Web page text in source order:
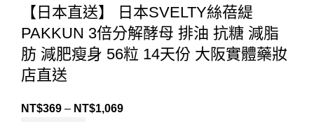
【日本直送】 日本SVELTY絲蓓緹
PAKKUN 3倍分解酵母 排油 抗糖 減脂
肪 減肥瘦身 56粒 14天份 大阪實體藥妝
店直送
NT$369 – NT$1,069